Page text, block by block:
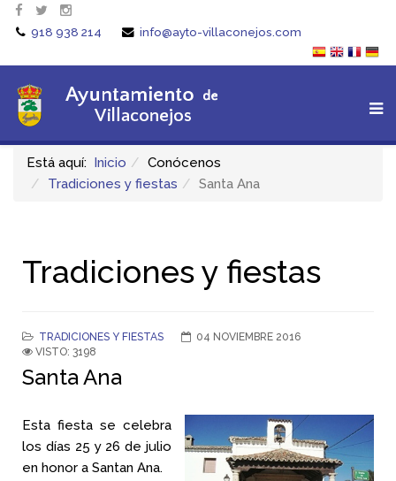
918 938 214 info@ayto-villaconejos.com
Está aquí: Inicio
Conócenos
Tradiciones y fiestas
Santa Ana
Tradiciones y fiestas
TRADICIONES Y FIESTAS
04 NOVIEMBRE 2016
VISTO: 3198
Santa Ana
Esta fiesta se celebra
los días 25 y 26 de julio
en honor a Santan Ana.